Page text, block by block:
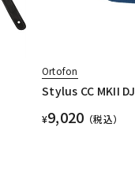
Ortofon
Stylus CC MKII DJ
¥9,020 （税込）